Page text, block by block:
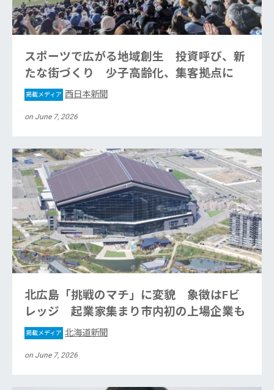
スポーツで広がる地域創生 投資呼び、新
たな街づくり 少子高齢化、集客拠点に
掲載メディア 西日本新聞
on June 7, 2026
北広島「挑戦のマチ」に変貌 象徴はFビ
レッジ 起業家集まり市内初の上場企業も
掲載メディア 北海道新聞
on June 7, 2026